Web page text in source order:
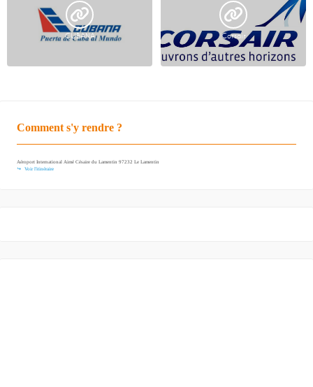
CUBANA Corsair
Comment s'y rendre ?
Aéroport International Aimé Césaire du Lamentin 97232 Le Lamentin
Voir l'itinéraire